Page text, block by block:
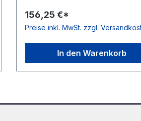
Drives Ausführung: ohne
Metallnieten antistatisch: nein
Gewebeeinlagen Farbe: rot
Rollenlänge: 30, 10 bzw. 2
156,25 €*
Preise inkl. MwSt. zzgl.
In den Warenkorb